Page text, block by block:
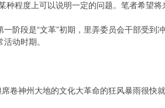
程度上可以说明一定的问题。笔者希望将
段是“文革”初期，里弄委员会干部受到
动时期。
神州大地的文化大革命的狂风暴雨很快就